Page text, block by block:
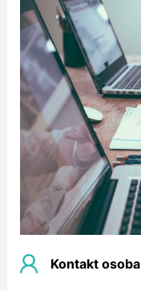
Kontakt